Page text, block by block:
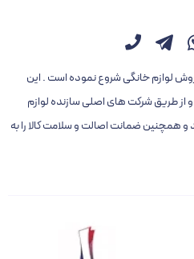
سال ۱۳۹۸ در زمینه فروش لوازم خانگی شروع نموده است . این
از طریق شرکت های اصلی سازنده لوازم
همچنین ضمانت اصالت و سلامت کالا را به